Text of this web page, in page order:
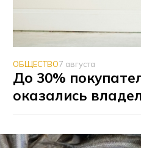
ОБЩЕСТВО7 августа
До 30%
оказались